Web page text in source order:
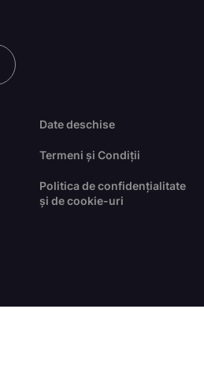
Date deschise
Termeni și Condiții
Politica de confidențialitate
și de cookie-uri